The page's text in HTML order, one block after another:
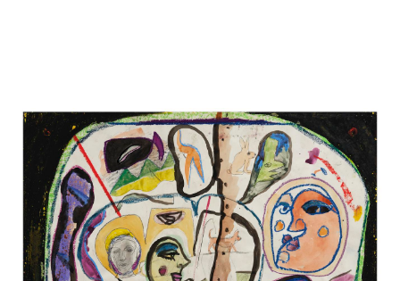
Norris
Embry,
Sans
titre
(Chien
marchant),
1969